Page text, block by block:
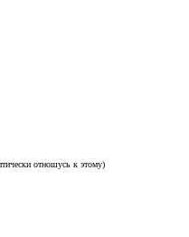
отношусь к этому)